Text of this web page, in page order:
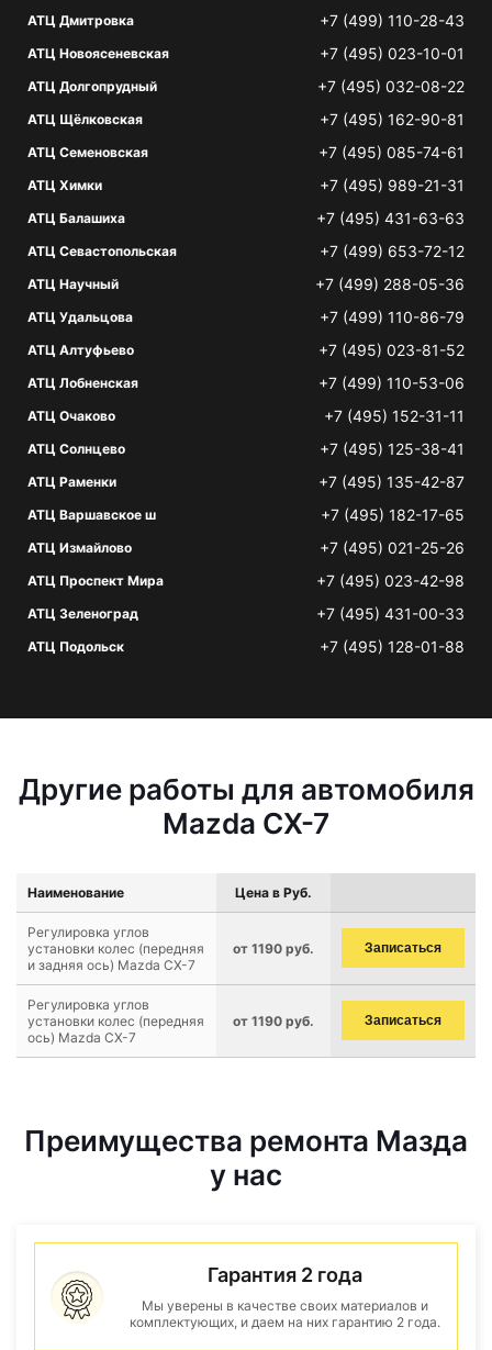
АТЦ Дмитровка +7 (499) 110-28-43
АТЦ Новоясеневская +7 (495) 023-10-01
АТЦ Долгопрудный +7 (495) 032-08-22
АТЦ Щёлковская +7 (495) 162-90-81
АТЦ Семеновская +7 (495) 085-74-61
АТЦ Химки +7 (495) 989-21-31
АТЦ Балашиха +7 (495) 431-63-63
АТЦ Севастопольская +7 (499) 653-72-12
АТЦ Научный +7 (499) 288-05-36
АТЦ Удальцова +7 (499) 110-86-79
АТЦ Алтуфьево +7 (495) 023-81-52
АТЦ Лобненская +7 (499) 110-53-06
АТЦ Очаково +7 (495) 152-31-11
АТЦ Солнцево +7 (495) 125-38-41
АТЦ Раменки +7 (495) 135-42-87
АТЦ Варшавское ш +7 (495) 182-17-65
АТЦ Измайлово +7 (495) 021-25-26
АТЦ Проспект Мира +7 (495) 023-42-98
АТЦ Зеленоград +7 (495) 431-00-33
АТЦ Подольск +7 (495) 128-01-88
Другие работы для автомобиля
Mazda CX-7
Наименование Цена в Руб.
Регулировка углов
установки колес (передняя
и задняя ось) Mazda CX-7
от 1190 руб. Записаться
Регулировка углов
установки колес (передняя
ось) Mazda CX-7
от 1190 руб. Записаться
Преимущества ремонта Мазда
у нас
Гарантия 2 года
Мы уверены в качестве своих материалов и
комплектующих, и даем на них гарантию 2 года.